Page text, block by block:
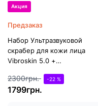
Акция
Предзаказ
Набор Ультразвуковой
скрабер для кожи лица
Vibroskin 5.0 +
Hydration Gel +
Поросуживающая маска для
2300грн. -22 %
1799грн.